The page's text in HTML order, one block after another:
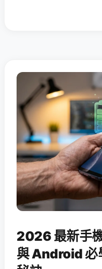
2026 最新手
與 Android 必